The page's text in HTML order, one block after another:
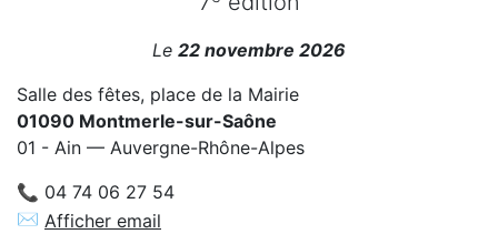
Le 22 novembre 2026
Salle des fêtes, place de la Mairie
01090 Montmerle-sur-Saône
01 - Ain — Auvergne-Rhône-Alpes
📞 04 74 06 27 54
✉ Afficher email